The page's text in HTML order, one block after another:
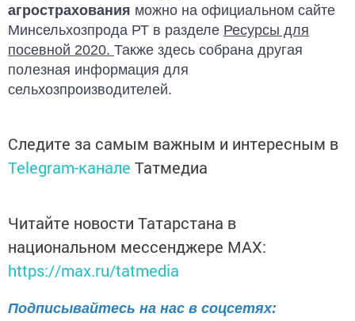
агрострахования можно на официальном сайте
Минсельхозпрода РТ в разделе Ресурсы для
посевной 2020. Также здесь собрана другая
полезная информация для
сельхозпроизводителей.
Следите за самым важным и интересным в
Telegram-канале Татмедиа
Читайте новости Татарстана в
национальном мессенджере MАХ:
https://max.ru/tatmedia
Подписывайтесь на нас в соцсетях: